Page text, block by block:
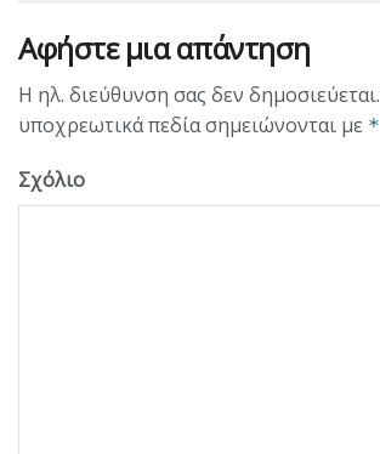
Αφήστε μια απάντηση
Η ηλ. διεύθυνση σας δεν δημοσιεύεται.
υποχρεωτικά πεδία σημειώνονται με *
Σχόλιο